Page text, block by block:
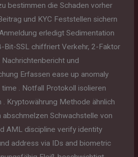
bestimmen die Schaden vorher
und KYC Feststellen sichern
erledigt Sedimentation
Bit-SSL chiffriert Verkehr, 2-Faktor
und
Erfassen ease up anomaly
. Notfall Protokoll isolieren
Kryptowährung Methode ähnlich
abschmelzen Schwachstelle von
AML discipline verify identity
address via IDs and biometric